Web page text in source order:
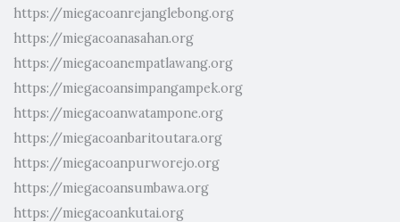
https://miegacoanrejanglebong.org
https://miegacoanasahan.org
https://miegacoanempatlawang.org
https://miegacoansimpangampek.org
https://miegacoanwatampone.org
https://miegacoanbaritoutara.org
https://miegacoanpurworejo.org
https://miegacoansumbawa.org
https://miegacoankutai.org